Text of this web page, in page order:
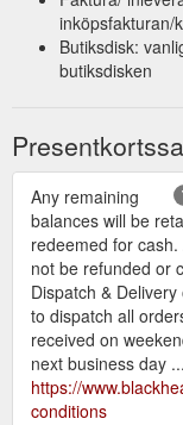
inköpsfakturan/
Butiksdisk:
butiksdisken
Any remaining
balances will be
redeemed for
not be refunded or
Dispatch &
to dispatch all
received on
next business day ...
https://
conditions